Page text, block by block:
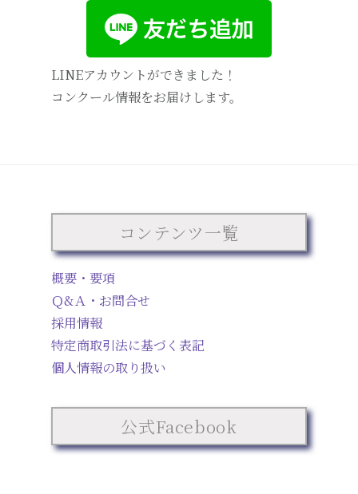
LINEアカウントができました！
コンクール情報をお届けします。
コンテンツ一覧
概要・要項
Ｑ&Ａ・お問合せ
採用情報
特定商取引法に基づく表記
個人情報の取り扱い
公式Facebook